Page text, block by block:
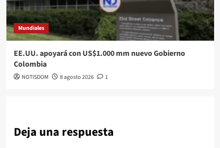
Mundiales
EE.UU. apoyará con US$1.000 mm nuevo Gobierno
Colombia
NOTISDOM 8 agosto 2026 1
Deja una respuesta